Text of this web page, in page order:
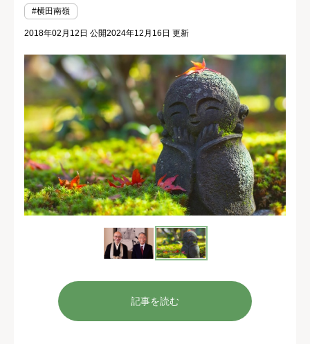
#横田南嶺
2018年02月12日 公開2024年12月16日 更新
記事を読む